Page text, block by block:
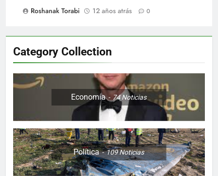
Roshanak Torabi 12 años atrás 0
Category Collection
Economía 74Noticias
Política 109Noticias